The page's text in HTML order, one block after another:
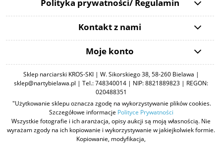
Polityka prywatności/ Regulamin
Kontakt z nami
Moje konto
Sklep narciarski KROS-SKI | W. Sikorskiego 38, 58-260 Bielawa |
sklep@nartybielawa.pl | Tel.: 748340014 | NIP: 8821889823 | REGON:
020488351
"Użytkowanie sklepu oznacza zgodę na wykorzystywanie plików cookies.
Szczegółowe informacje Polityce Prywatności
Wszystkie fotografie i ich aranżacja, opisy aukcji są moją własnością. Nie
wyrażam zgody na ich kopiowanie i wykorzystywanie w jakiejkolwiek formie.
Kopiowanie, modyfikacja,